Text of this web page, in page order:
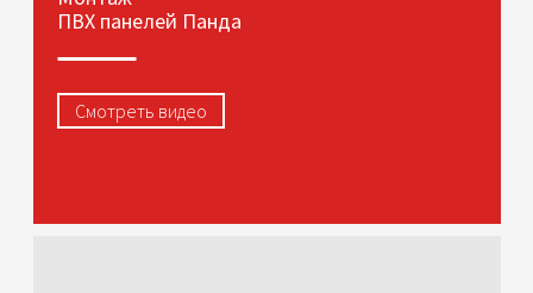
ПВХ панелей Панда
Смотреть видео